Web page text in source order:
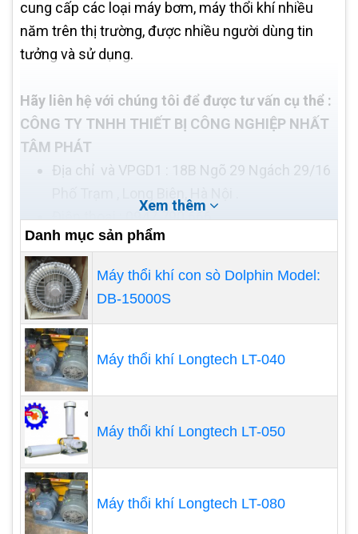
cung cấp các loại máy bơm, máy thổi khí nhiều
năm trên thị trường, được nhiều người dùng tin
tưởng và sử dụng.
Hãy liên hệ với chúng tôi để được tư vấn cụ thể :
CÔNG TY TNHH THIẾT BỊ CÔNG NGHIỆP NHẤT
TÂM PHÁT
Địa chỉ và VPGD1 : 18B Ngõ 29 Ngách 29/16
Điện thoại : 0947 790 666
VPGD 2 : Lô F, Khu chung cư Bàu Cát 2, Đường
Hồng Lạc, Phường 10, Quận Tân Bình,
TP.HCM
Điện thoại : 0978 492 169
Cách kiểm tra máy thổi khí con
sò 370W
Máy thổi khí con sò 370W là loại máy thổi khí phổ
biến được sử dụng trong nhiều ứng dụng khác
nhau, chẳng hạn như nuôi trồng thủy sản, xử lý
nước thải, và các hệ thống cung cấp oxy. Để đảm
bảo máy hoạt động tốt và hiệu quả, bạn cần
thường xuyên kiểm tra máy. Dưới đây là các bước
Xem thêm
Danh mục sản phẩm
Máy thổi khí con sò Dolphin Model:
DB-15000S
Máy thổi khí Longtech LT-040
Máy thổi khí Longtech LT-050
Máy thổi khí Longtech LT-080